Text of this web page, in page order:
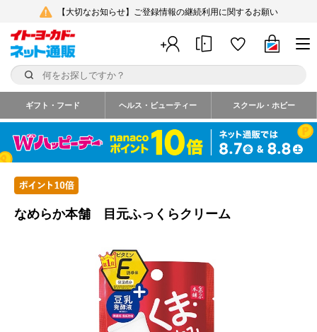
【大切なお知らせ】ご登録情報の継続利用に関するお願い
ギフト・フード ヘルス・ビューティー スクール・ホビー
なめらか本舗 目元ふっくらクリーム